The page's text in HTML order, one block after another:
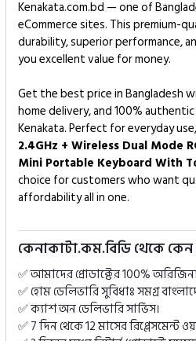
Kenakata.com.bd — one of
eCommerce sites. This premium-
durability, superior performance,
you excellent value for money.
Get the best price in Bangladesh
home delivery, and 100%
Kenakata. Perfect for everyday
2.4GHz + Wireless Dual Mode
Mini Portable Keyboard With
choice for customers who want
affordability all in one.
কেনাকাটা.কম.বিডি থেকে
✅ আমাদের প্রোডাক্টের 100%
✅ হোম ডেলিভারি সুবিধাঃ সমগ্র
✅ ক্যাশ অন ডেলিভারি সার্ভিস।
✅ 7 দিন থেকে 12 মাসের রিপ্লেসমেন্ট